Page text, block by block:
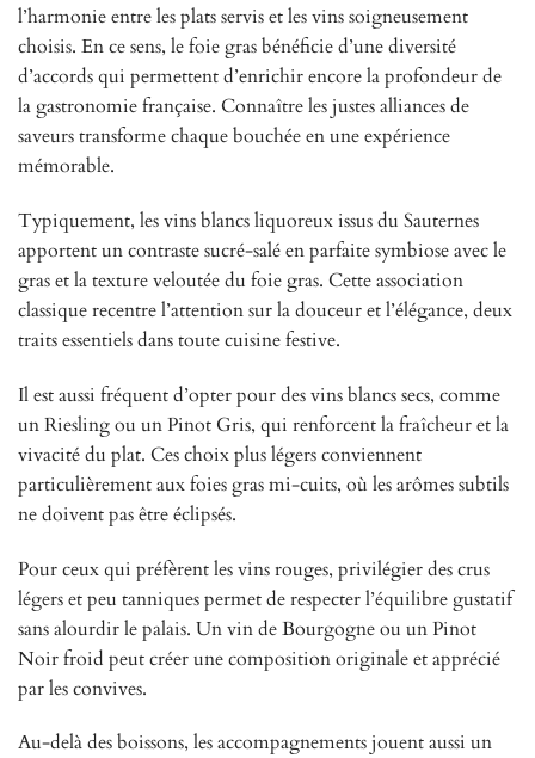
l’harmonie entre les plats servis et les vins soigneusement
choisis. En ce sens, le foie gras bénéficie d’une diversité
d’accords qui permettent d’enrichir encore la profondeur de
la gastronomie française. Connaître les justes alliances de
saveurs transforme chaque bouchée en une expérience
mémorable.
Typiquement, les vins blancs liquoreux issus du Sauternes
apportent un contraste sucré-salé en parfaite symbiose avec le
gras et la texture veloutée du foie gras. Cette association
classique recentre l’attention sur la douceur et l’élégance, deux
traits essentiels dans toute cuisine festive.
Il est aussi fréquent d’opter pour des vins blancs secs, comme
un Riesling ou un Pinot Gris, qui renforcent la fraîcheur et la
vivacité du plat. Ces choix plus légers conviennent
particulièrement aux foies gras mi-cuits, où les arômes subtils
ne doivent pas être éclipsés.
Pour ceux qui préfèrent les vins rouges, privilégier des crus
légers et peu tanniques permet de respecter l’équilibre gustatif
sans alourdir le palais. Un vin de Bourgogne ou un Pinot
Noir froid peut créer une composition originale et apprécié
par les convives.
Au-delà des boissons, les accompagnements jouent aussi un